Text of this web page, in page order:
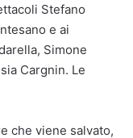
Stefano
e ai
Simone
Cargnin. Le
che viene salvato,